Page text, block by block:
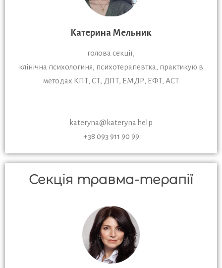
Катерина Мельник
голова секції,
клінічна психологиня, психотерапевтка, практикую в
методах КПТ, СТ, ДПТ, ЕМДР, ЕФТ, АСТ
kateryna@kateryna.help
+38 093 911 90 99
Секція травма-терапії